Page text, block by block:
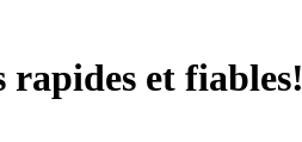
rapides et fiables!